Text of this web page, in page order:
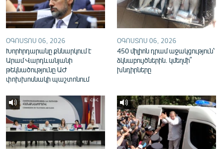
English
Русский
ՀԵՏԵՎԵՔ ՄԵԶ
«Ազատության» բոլոր կայքերը
ՕԳՈՍՏՈՍ 06, 2026
Խորհրդարանը քննարկում է
Արամ Վարդևանյանի
թեկնածությունը ԱԺ
փոխխոսնակի պաշտոնում
ՕԳՈՍՏՈՍ 06, 2026
450 միլիոն դրամ աջակցություն՝
ձկնաբույծներին. կմեղմի՞
խնդիրները